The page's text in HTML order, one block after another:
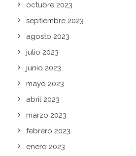
octubre 2023
septiembre 2023
agosto 2023
julio 2023
junio 2023
mayo 2023
abril 2023
marzo 2023
febrero 2023
enero 2023